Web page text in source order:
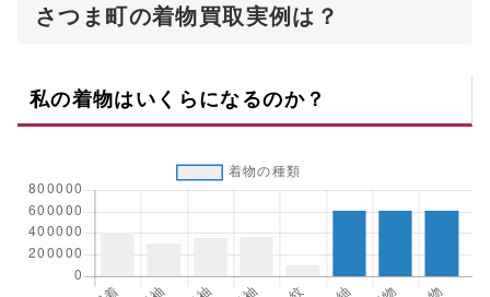
さつま町の着物買取実例は？
私の着物はいくらになるのか？